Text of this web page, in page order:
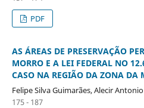
PDF
AS ÁREAS DE PRESERVAÇÃO
MORRO E A LEI FEDERAL NO
CASO NA REGIÃO DA ZONA DA
Felipe Silva Guimarães, Alecir
175 - 187